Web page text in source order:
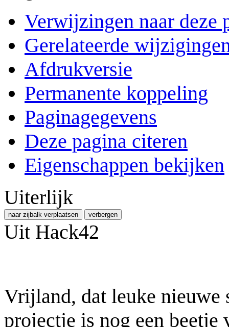
Verwijzingen naar deze
Gerelateerde
Afdrukversie
Permanente koppeling
Paginagegevens
Deze pagina citeren
Eigenschappen bekijken
Uiterlijk
naar zijbalk verplaatsen verbergen
Uit Hack42
Vrijland, dat leuke nieuwe
projectje is nog een beetje